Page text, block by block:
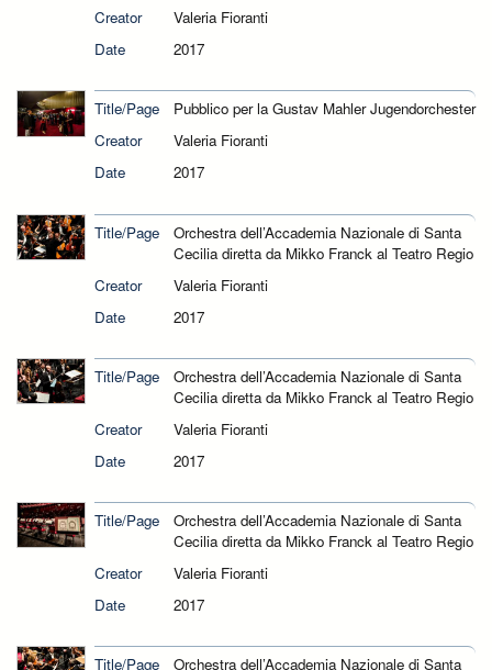
Creator
Valeria Fioranti
Date
2017
Title/Page
Pubblico per la Gustav Mahler Jugendorchester
Creator
Valeria Fioranti
Date
2017
Title/Page
Orchestra dell’Accademia Nazionale di Santa
Cecilia diretta da Mikko Franck al Teatro Regio
Creator
Valeria Fioranti
Date
2017
Title/Page
Orchestra dell’Accademia Nazionale di Santa
Cecilia diretta da Mikko Franck al Teatro Regio
Creator
Valeria Fioranti
Date
2017
Title/Page
Orchestra dell’Accademia Nazionale di Santa
Cecilia diretta da Mikko Franck al Teatro Regio
Creator
Valeria Fioranti
Date
2017
Title/Page Orchestra dell’Accademia Nazionale di Santa